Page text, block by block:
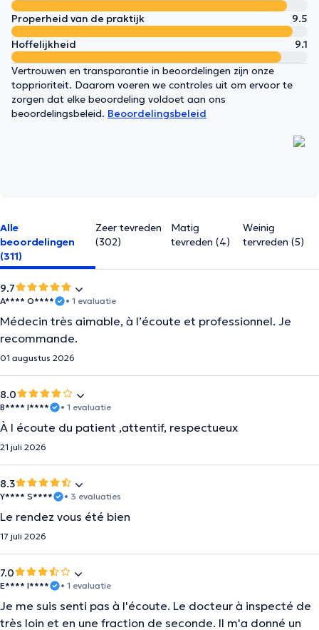
Properheid van de praktijk
9.5
Hoffelijkheid
9.1
Vertrouwen en transparantie in beoordelingen zijn onze
topprioriteit. Daarom voeren we controles uit om ervoor te
zorgen dat elke beoordeling voldoet aan ons
beoordelingsbeleid. Beoordelingsbeleid
Alle
beoordelingen
(311)
Zeer tevreden
(302)
Matig
tevreden (4)
Weinig
tervreden (5)
9.7
A**** O**** • 1 evaluatie
Médecin très aimable, à l’écoute et professionnel. Je
recommande.
01 augustus 2026
8.0
B**** I**** • 1 evaluatie
À l écoute du patient ,attentif, respectueux
21 juli 2026
8.3
Y**** S**** • 3 evaluaties
Le rendez vous été bien
17 juli 2026
7.0
E**** I**** • 1 evaluatie
Je me suis senti pas à l'écoute. Le docteur à inspecté de
très loin et en une fraction de seconde. Il m'a donné un